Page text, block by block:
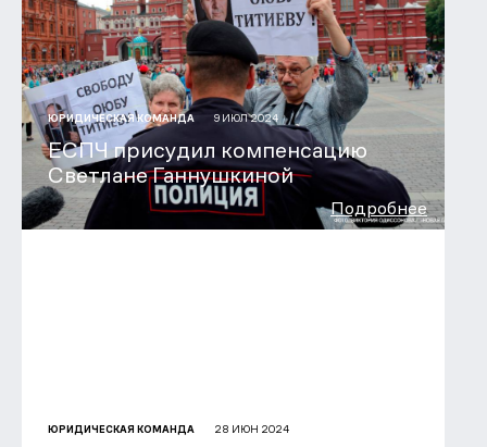
ЮРИДИЧЕСКАЯ КОМАНДА 9 ИЮЛ 2024
ЕСПЧ присудил компенсацию
Светлане Ганнушкиной
Подробнее
ЮРИДИЧЕСКАЯ КОМАНДА 28 ИЮН 2024